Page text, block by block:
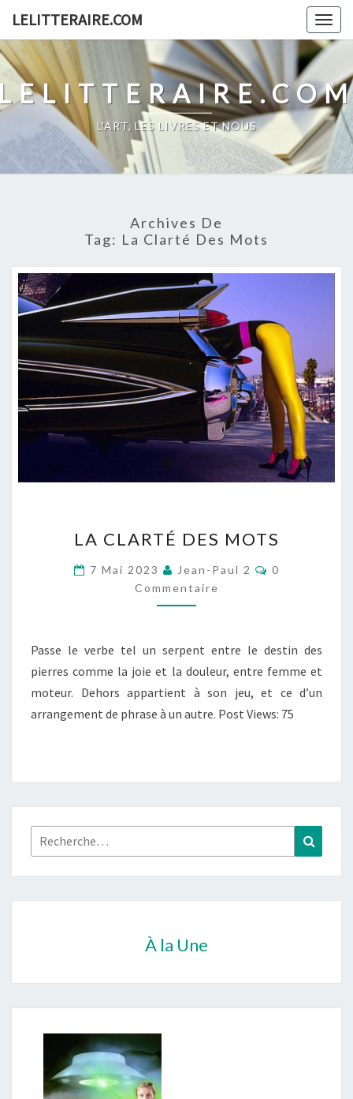
content
LELITTERAIRE.COM
L'ART, LES LIVRES ET NOUS
Archives De
Tag: La Clarté Des Mots
CLARTÉ
DES
MOTS
LA CLARTÉ DES MOTS
7 Mai 2023 Jean-Paul 2
0
Commentaire
Passe le verbe tel un serpent entre le destin des
pierres comme la joie et la douleur, entre femme et
moteur. Dehors appartient à son jeu, et ce d’un
arrangement de phrase à un autre. Post Views: 75
Rechercher :
À la Une